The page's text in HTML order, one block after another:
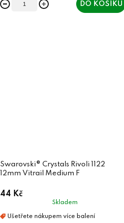
DO KOŠÍKU
Swarovski® Crystals Rivoli 1122
12mm Vitrail Medium F
44 Kč
Skladem